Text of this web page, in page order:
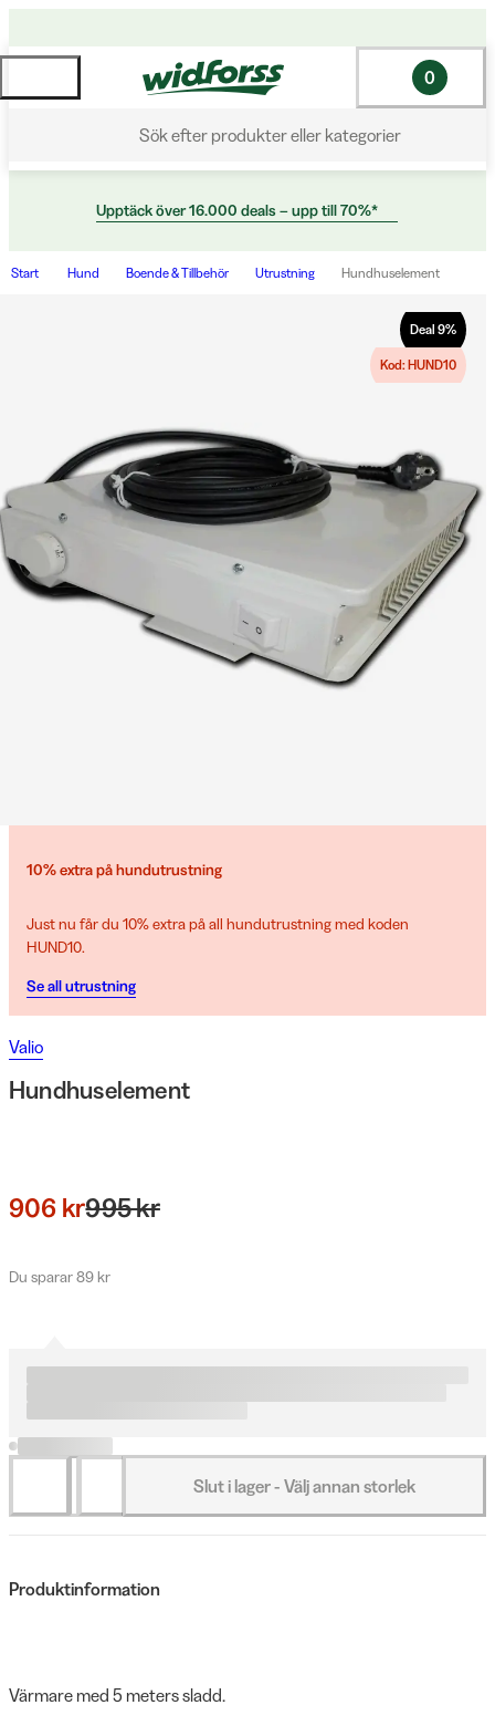
Sök efter produkter eller kategorier
0
Upptäck över 16.000 deals – upp till 70%*
Start Hund Boende & Tillbehör Utrustning Hundhuselement
Deal 9%
Kod: HUND10
10% extra på hundutrustning
Just nu får du 10% extra på all hundutrustning med koden
HUND10.
Se all utrustning
Valio
Hundhuselement
906 kr995 kr
Du sparar 89 kr
Slut i lager - Välj annan storlek
Produktinformation
Värmare med 5 meters sladd.